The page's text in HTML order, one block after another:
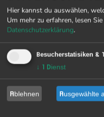
sondern ausschliesslich mit
improvisiert, welche durch
Effektschleifen weiter
wiedergegeben werden.
Die Soundperformance ist
weiterentwickelnden
Struktur und improvisierter
abstrakten, fließenden
Soundperformance.
Hier kannst du auswählen,
Um mehr zu erfahren, lesen
Datenschutzerklärung.
Besucherstatisiken &
↓ 1 Dienst
Ablehnen Ausgewählte